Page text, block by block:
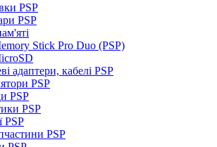
PSP
PSP
Stick Pro Duo (PSP)
адаптери, кабелі PSP
PSP
PSP
PSP
PSP
PSP